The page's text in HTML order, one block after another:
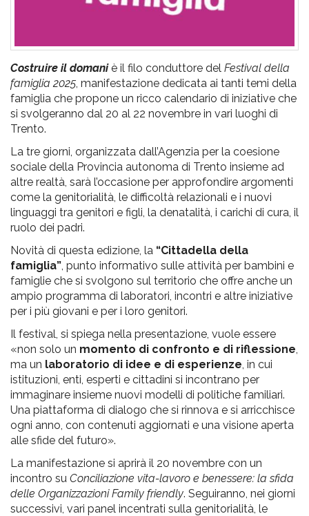
Costruire il domaniè il filo conduttore del Festival della
famiglia 2025 , manifestazione dedicata ai tanti temi della
famiglia che propone un ricco calendario di iniziative che
si svolgeranno dal 20 al 22 novembre in vari luoghi di
Trento.
La tre giorni, organizzata dall’Agenzia per la coesione
sociale della Provincia autonoma di Trento insieme ad
altre realtà, sarà l’occasione per approfondire argomenti
come la genitorialità, le difficoltà relazionali e i nuovi
linguaggi tra genitori e figli, la denatalità, i carichi di cura, il
ruolo dei padri.
Novità di questa edizione, la “Cittadella della
famiglia” , punto informativo sulle attività per bambini e
famiglie che si svolgono sul territorio che offre anche un
ampio programma di laboratori, incontri e altre iniziative
per i più giovani e per i loro genitori.
Il festival, si spiega nella presentazione, vuole essere
«non solo un momento di confronto e di riflessione
ma un laboratorio di idee e di esperienze , in cui
istituzioni, enti, esperti e cittadini si incontrano per
immaginare insieme nuovi modelli di politiche familiari.
Una piattaforma di dialogo che si rinnova e si arricchisce
ogni anno, con contenuti aggiornati e una visione aperta
alle sfide del futuro».
La manifestazione si aprirà il 20 novembre con un
incontro su Conciliazione vita-lavoro e benessere: la sfida
delle Organizzazioni Family friendly. Seguiranno, nei giorni
successivi, vari panel incentrati sulla genitorialità, le